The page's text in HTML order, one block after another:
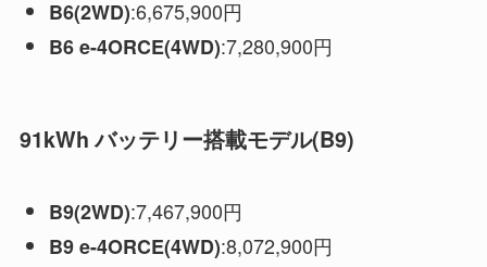
B6(2WD):6,675,900円
B6 e-4ORCE(4WD):7,280,900円
91kWh バッテリー搭載モデル(B9)
B9(2WD):7,467,900円
B9 e-4ORCE(4WD):8,072,900円